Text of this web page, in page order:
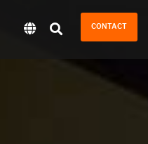
CONTACT